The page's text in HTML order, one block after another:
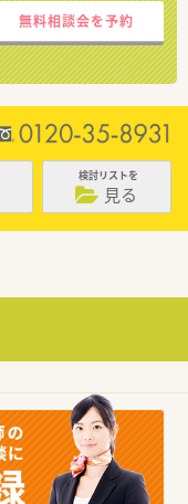
無料相談会を予約
検討リストを
見る